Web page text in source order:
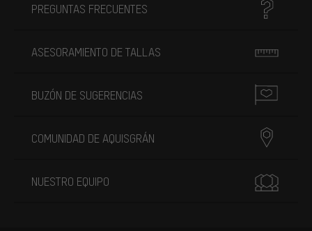
PREGUNTAS FRECUENTES
ASESORAMIENTO DE TALLAS
BUZÓN DE SUGERENCIAS
COMUNIDAD DE AQUISGRÁN
NUESTRO EQUIPO